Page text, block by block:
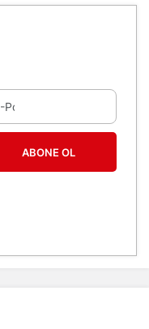
ABONE OL